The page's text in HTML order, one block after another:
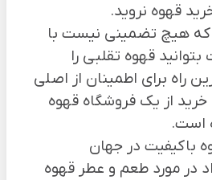
قهوه نروید.
که هیچ تضمینی نیست با
قهوه تقلبی را
راه برای اطمینان از اصلی
از یک فروشگاه قهوه
است.
باکیفیت در جهان
در مورد طعم و عطر قهوه